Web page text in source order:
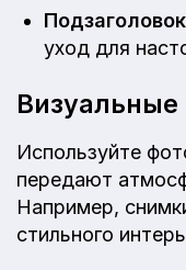
уход для
Используйте
передают
Например,
стильного